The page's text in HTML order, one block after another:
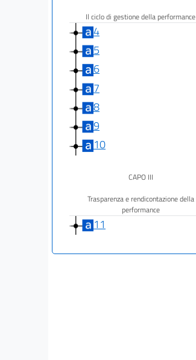
Il ciclo di gestione della performance
4
5
6
7
8
9
10
CAPO III
Trasparenza e rendicontazione della
performance
11
CAPO IV